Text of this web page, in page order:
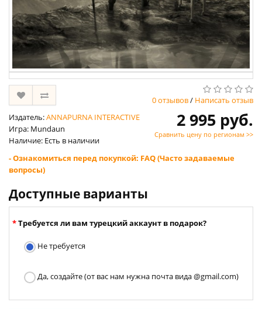
0 отзывов/ Написать отзыв
Издатель:ANNAPURNA INTERACTIVE
Игра: Mundaun
Наличие: Есть в наличии
2 995 руб.
Сравнить цену по регионам >>
- Ознакомиться перед покупкой: FAQ (Часто задаваемые
вопросы)
Доступные варианты
Требуется ли вам турецкий аккаунт в подарок?
Не требуется
Да, создайте (от вас нам нужна почта вида @gmail.com)